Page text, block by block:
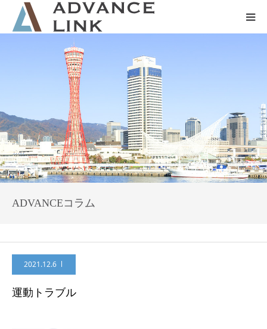
ADVANCEコラム
2021.12.6
運動トラブル
会社概要
ネット保険
事業保険